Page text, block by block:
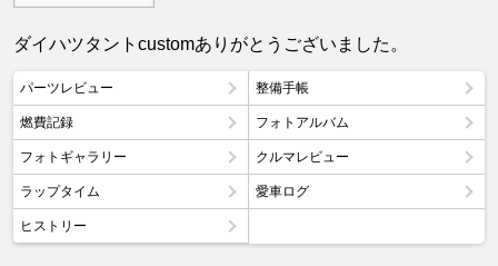
ダイハツタントcustomありがとうございました。
パーツレビュー 整備手帳
燃費記録 フォトアルバム
フォトギャラリー クルマレビュー
ラップタイム 愛車ログ
ヒストリー